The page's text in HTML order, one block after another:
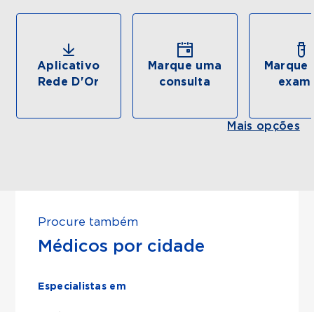
Aplicativo
Rede D'Or
Marque uma
consulta
Marque
Mais opções
Procure também
Médicos por cidade
Especialistas em